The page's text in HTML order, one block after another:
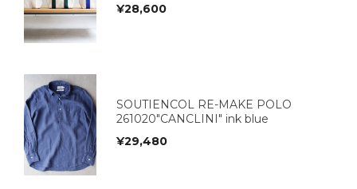
¥28,600
SOUTIENCOL RE-MAKE POLO
261020"CANCLINI" ink blue
¥29,480